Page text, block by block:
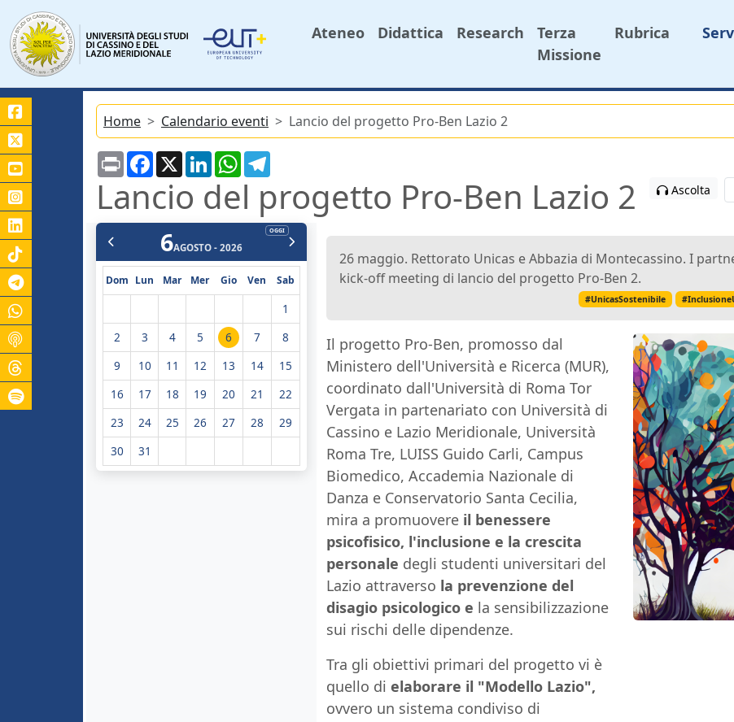
Ateneo Didattica Research
Terza
Missione
Rubrica
Home Calendario eventi Lancio del progetto Pro-Ben Lazio 2
PrintFacebook
X LinkedInWhatsApp
Lancio del progetto Pro-Ben Lazio 2 Ascolta
26 maggio. Rettorato Unicas e Abbazia di Montecassino. I
kick-off meeting di lancio del progetto Pro-Ben 2.
#UnicasSostenibile
Il progetto Pro-Ben, promosso dal
Ministero dell'Università e Ricerca (MUR),
coordinato dall'Università di Roma Tor
Vergata in partenariato con Università di
Cassino e Lazio Meridionale, Università
Roma Tre, LUISS Guido Carli, Campus
Biomedico, Accademia Nazionale di
Danza e Conservatorio Santa Cecilia,
mira a promuovere il benessere
psicofisico, l'inclusione e la crescita
personale degli studenti universitari del
Lazio attraverso la prevenzione del
disagio psicologico e la sensibilizzazione
sui rischi delle dipendenze.
Tra gli obiettivi primari del progetto vi è
quello di elaborare il "Modello Lazio",
ovvero un sistema condiviso di
OGGI
6AGOSTO - 2026
Dom Lun Mar Mer Gio Ven Sab
1
2
3 4 5 6 7
8
9
10 11 12 13 14
15
16
17 18 19 20 21
22
23
24 25 26 27 28
29
30
31
Canale Telegram Unicas